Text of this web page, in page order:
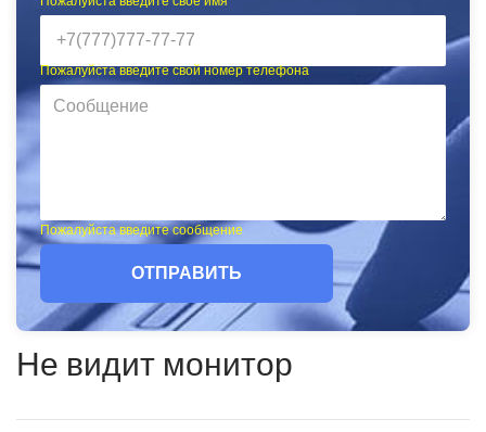
Пожалуйста введите свой номер телефона
Пожалуйста введите сообщение
ОТПРАВИТЬ
Не видит монитор